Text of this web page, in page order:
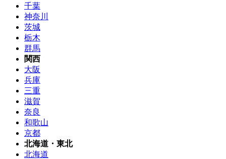
千葉
神奈川
茨城
栃木
群馬
関西
大阪
兵庫
三重
滋賀
奈良
和歌山
京都
北海道・東北
北海道